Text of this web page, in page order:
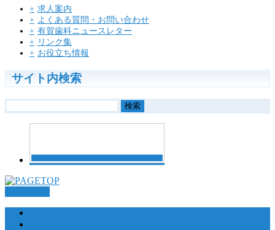
求人案内
よくある質問・お問い合わせ
有賀歯科ニュースレター
リンク集
お役立ち情報
サイト内検索